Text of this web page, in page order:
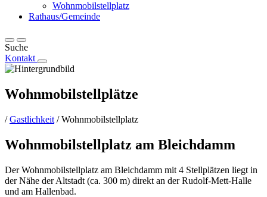
Wohnmobilstellplatz
Rathaus/Gemeinde
Suche
Kontakt
Wohnmobilstellplätze
/Gastlichkeit /Wohnmobilstellplatz
Wohnmobilstellplatz am Bleichdamm
Der Wohnmobilstellplatz am Bleichdamm mit 4 Stellplätzen liegt in
der Nähe der Altstadt (ca. 300 m) direkt an der Rudolf-Mett-Halle
und am Hallenbad.